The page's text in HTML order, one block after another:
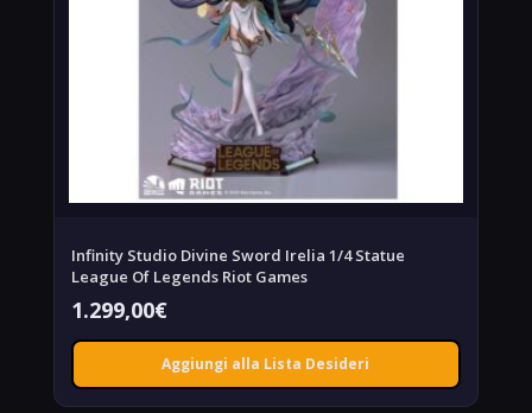
Infinity Studio Divine Sword Irelia 1/4 Statue
League Of Legends Riot Games
1.299,00€
Aggiungi alla Lista Desideri